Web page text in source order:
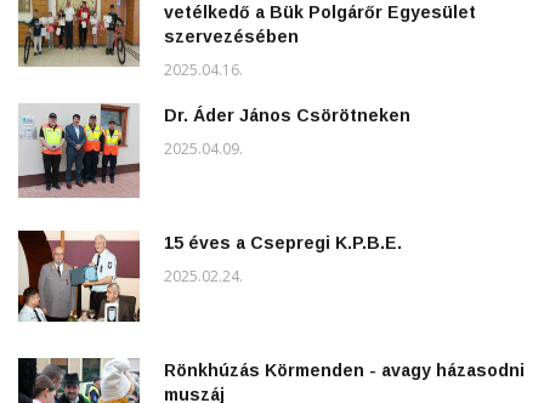
vetélkedő a Bük Polgárőr Egyesület
szervezésében
2025.04.16.
Dr. Áder János Csörötneken
2025.04.09.
15 éves a Csepregi K.P.B.E.
2025.02.24.
Rönkhúzás Körmenden - avagy házasodni
muszáj